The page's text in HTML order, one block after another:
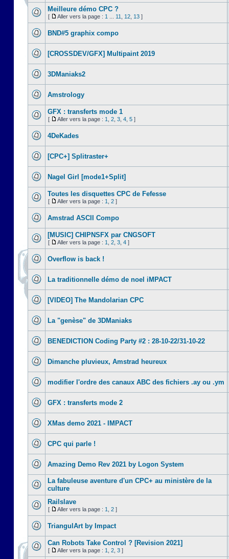
Meilleure démo CPC ?
[ Aller vers la page : 1 11 12 13 ]
BND#5 graphix compo
[CROSSDEV/GFX] Multipaint 2019
3DManiaks2
Amstrology
GFX : transferts mode 1
[ Aller vers la page : 1 2 3 4 5 ]
4DeKades
[CPC+] Splitraster+
Nagel Girl [mode1+Split]
Toutes les disquettes CPC de Fefesse
[ Aller vers la page : 1 2 ]
Amstrad ASCII Compo
[MUSIC] CHIPNSFX par CNGSOFT
[ Aller vers la page : 1 2 3 4 ]
Overflow is back !
La traditionnelle démo de noel iMPACT
[VIDEO] The Mandolarian CPC
La "genèse" de 3DManiaks
BENEDICTION Coding Party #2 : 28-10-22/31-10-22
Dimanche pluvieux, Amstrad heureux
modifier l'ordre des canaux ABC des fichiers .ay ou .ym
GFX : transferts mode 2
XMas demo 2021 - IMPACT
CPC qui parle !
Amazing Demo Rev 2021 by Logon System
La fabuleuse aventure d'un CPC+ au ministère de la
culture
Railslave
[ Aller vers la page : 1 2 ]
TriangulArt by Impact
Can Robots Take Control ? [Revision 2021]
[ Aller vers la page : 1 2 3 ]